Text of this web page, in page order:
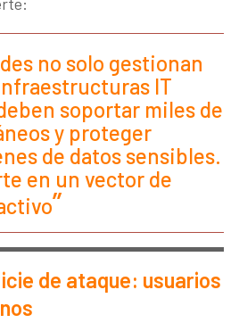
no solo gestionan
IT
soportar miles de
y proteger
de datos sensibles.
en un vector de
de ataque: usuarios